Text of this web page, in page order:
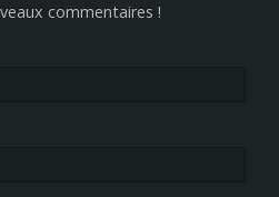
commentaires !